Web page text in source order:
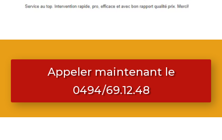
Appeler maintenant le
0494/69.12.48